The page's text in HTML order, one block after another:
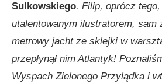
Sulkowskiego. Filip, oprócz
utalentowanym ilustratorem, sam
metrowy jacht ze sklejki w
przepłynął nim Atlantyk!
Wyspach Zielonego Przylądka i